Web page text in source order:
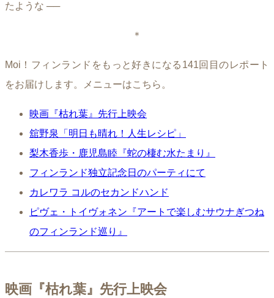
たような ──
＊
Moi！フィンランドをもっと好きになる141回目のレポート
をお届けします。メニューはこちら。
映画『枯れ葉』先行上映会
舘野泉「明日も晴れ！人生レシピ」
梨木香歩・鹿児島睦『蛇の棲む水たまり』
フィンランド独立記念日のパーティにて
カレワラ コルのセカンドハンド
ピヴェ・トイヴォネン『アートで楽しむサウナぎつね
のフィンランド巡り』
映画『枯れ葉』先行上映会